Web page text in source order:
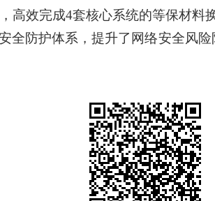
高效完成4套核心系统的等保材料
全防护体系，提升了网络安全风